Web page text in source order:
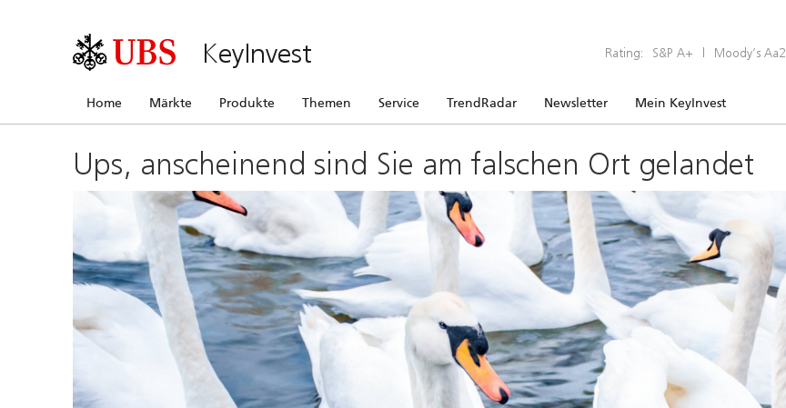
KeyInvest Rating: S&P A+ | Moody’s Aa2
Home Märkte Produkte Themen Service TrendRadar Newsletter Mein KeyInvest
Ups, anscheinend sind Sie am falschen Ort gelandet